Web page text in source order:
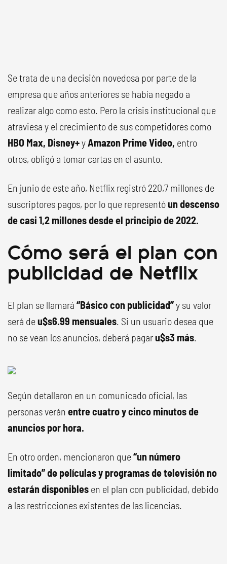
Se trata de una decisión novedosa por parte de la
empresa que años anteriores se había negado a
realizar algo como esto. Pero la crisis institucional que
atraviesa y el crecimiento de sus competidores como
HBO Max, Disney+yAmazon Prime Video, entro
otros, obligó a tomar cartas en el asunto.
En junio de este año, Netflix registró 220,7 millones de
suscriptores pagos, por lo que representóun descenso
de casi 1,2 millones desde el principio de 2022.
Cómo será el plan con
publicidad de Netflix
El plan se llamará “Básico con publicidad”y su valor
será deu$s6.99 mensuales. Si un usuario desea que
no se vean los anuncios, deberá pagaru$s3 más.
Según detallaron en un comunicado oficial, las
personas verán entre cuatro y cinco minutos de
anuncios por hora.
En otro orden, mencionaron que“un número
limitado” de películas y programas de televisión no
estarán disponibles en el plan con publicidad, debido
a las restricciones existentes de las licencias.